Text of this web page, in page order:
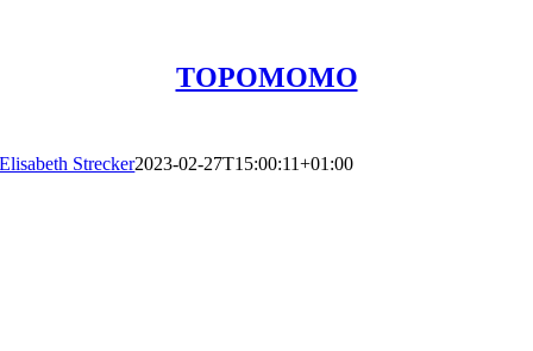
TOPOMOMO
Elisabeth Strecker2023-02-27T15:00:11+01:00